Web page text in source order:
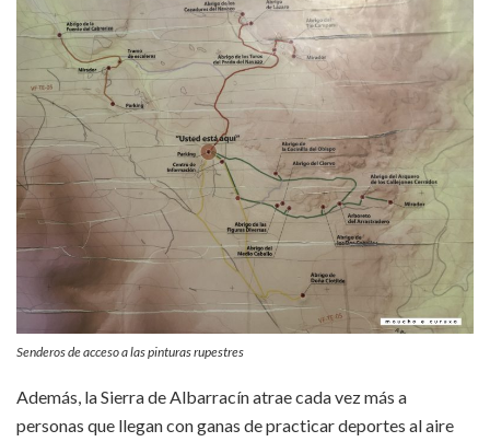
Senderos de acceso a las pinturas rupestres
Además, la Sierra de Albarracín atrae cada vez más a
personas que llegan con ganas de practicar deportes al aire